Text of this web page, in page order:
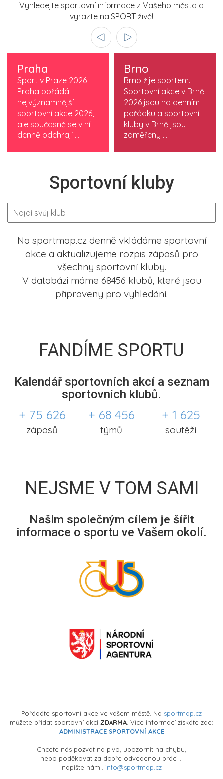
Vyhledejte sportovní informace z Vašeho města a
vyrazte na SPORT živě!
Praha
Sport v Praze 2026
Praha pořádá
nejvýznamnější
sportovní akce 2026,
ale současně se v ní
denně odehrají ...
Brno
Brno žije sportem.
Sportovní akce v Brně
2026 jsou na denním
pořádku a sportovní
kluby v Brně jsou
zaměřeny ...
Sportovní kluby
Na sportmap.cz denně vkládáme sportovní
akce a aktualizujeme rozpis zápasů pro
všechny sportovní kluby.
V databázi máme 68456 klubů, které jsou
připraveny pro vyhledání.
FANDÍME SPORTU
Kalendář sportovních akcí a seznam
sportovních klubů.
+ 75 626
zápasů
+ 68 456
týmů
+ 1 625
soutěží
NEJSME V TOM SAMI
Našim společným cílem je šířit
informace o sportu ve Vašem okolí.
Pořádáte sportovní akce ve vašem městě. Na sportmap.cz
můžete přidat sportovní akci ZDARMA . Více informací získáte zde:
ADMINISTRACE SPORTOVNÍ AKCE
Chcete nás pozvat na pivo, upozornit na chybu,
nebo poděkovat za dobře odvedenou práci ..
napište nám.. info@sportmap.cz